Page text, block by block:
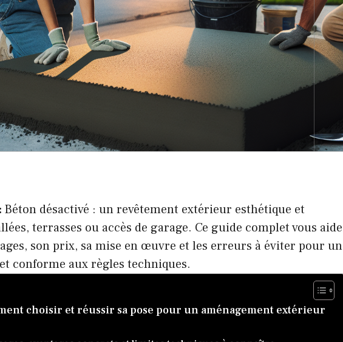
Béton désactivé : un revêtement extérieur esthétique et
terrasses ou accès de garage. Ce guide complet vous aide
son prix, sa mise en œuvre et les erreurs à éviter pour un
conforme aux règles techniques.
choisir et réussir sa pose pour un aménagement extérieur